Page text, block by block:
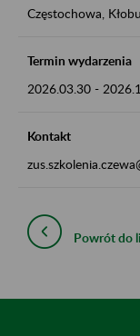
Częstochowa,
Termin wydarzenia
2026.03.30 -
Kontakt
Powrót do